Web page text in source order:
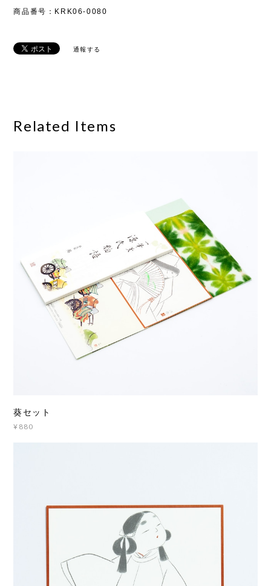
商品番号：KRK06-0080
通報する
Related Items
葵セット
¥880